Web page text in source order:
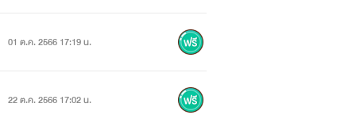
01 ต.ค. 2566 17:19 น.
22 ต.ค. 2566 17:02 น.